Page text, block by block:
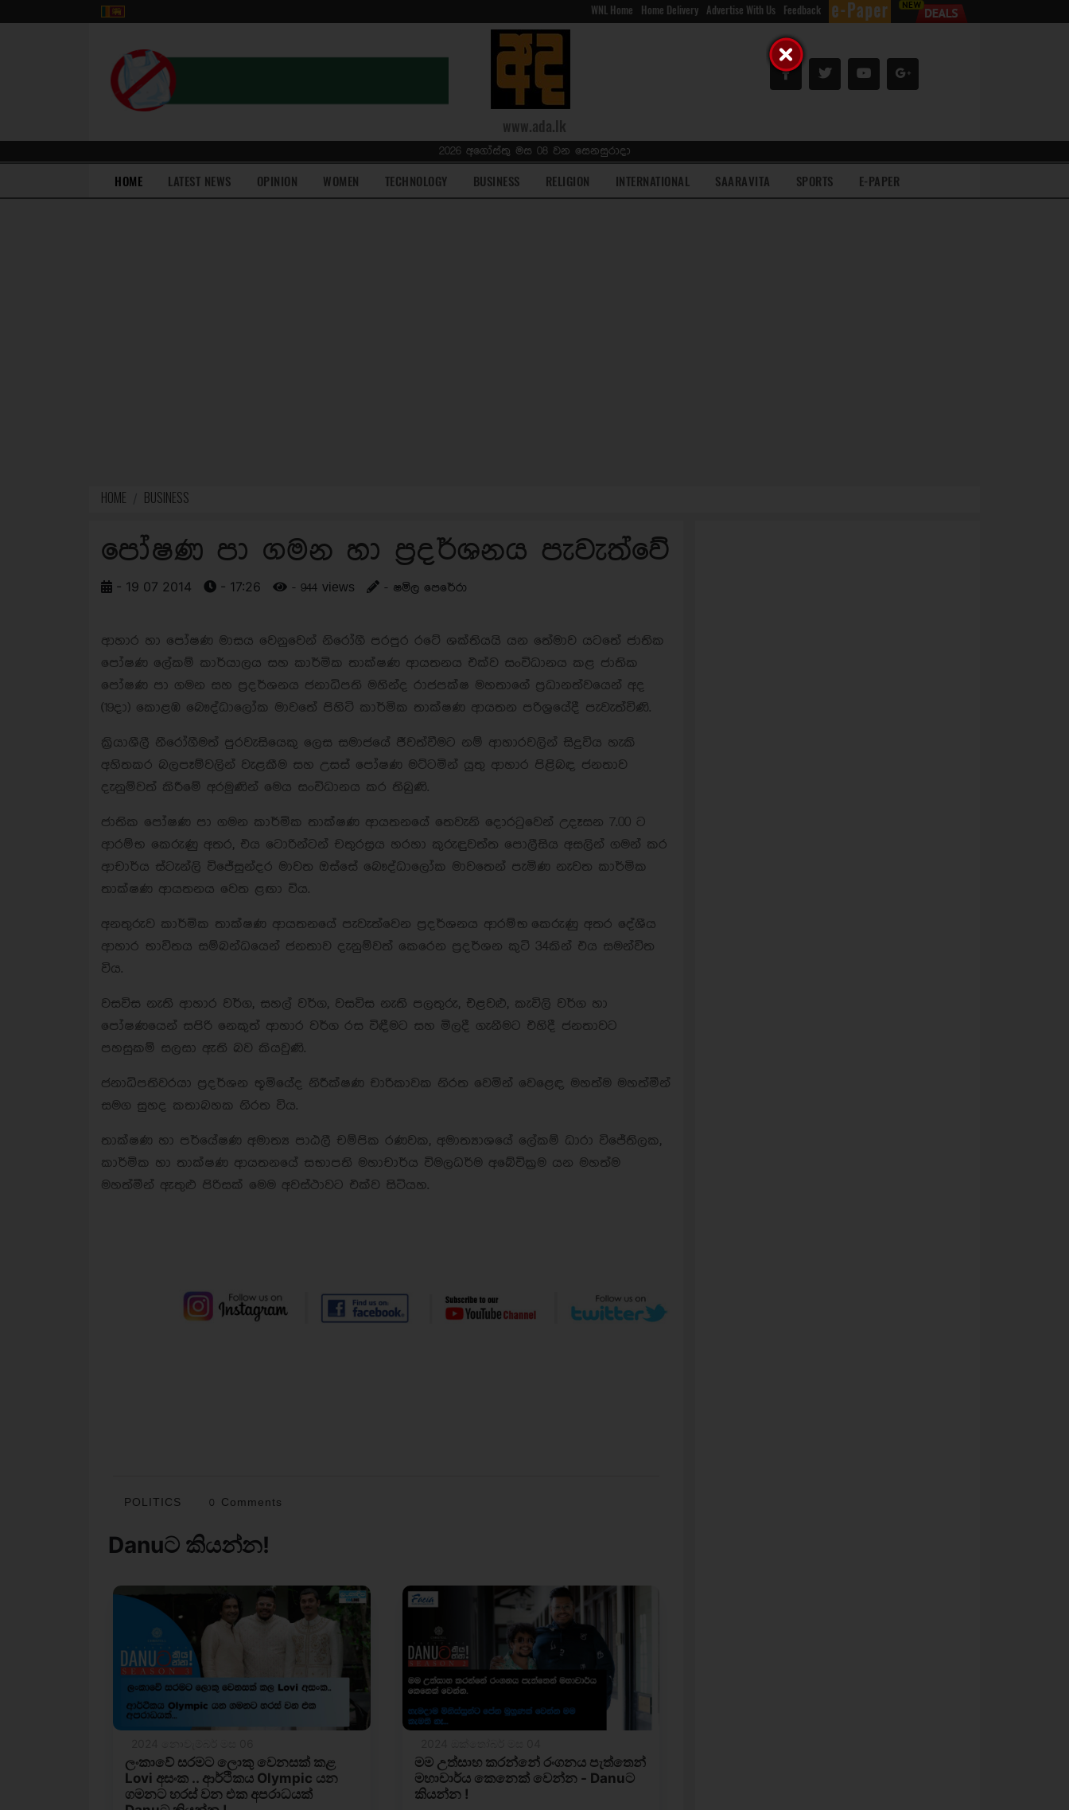
WNL Home Home Delivery Advertise With Us Feedback
www.ada.lk
2026 අගෝස්තු මස 08 වන සෙනසුරාදා
HOME(current)LATEST NEWS OPINION WOMEN TECHNOLOGY BUSINESS RELIGION INTERNATIONAL SAARAVITA SPORTS E-PAPER
HOME BUSINESS
පෝෂණ පා ගමන හා ප්‍රදර්ශනය පැවැත්වේ
- 19 07 2014 - 17:26 - 944 views - ෂමිල පෙරේරා
ආහාර හා පෝෂණ මාසය වෙනුවෙන් නිරෝගී පරපුර රටේ ශක්තියයි යන තේමාව යටතේ ජාතික
පෝෂණ ලේකම් කාර්යාලය සහ කාර්මික තාක්ෂණ ආයතනය එක්ව සංවිධානය කළ ජාතික
පෝෂණ පා ගමන සහ ප්‍රදර්ශනය ජනාධිපති මහින්ද රාජපක්ෂ මහතාගේ ප්‍රධානත්වයෙන් අද
(19දා) කොළඹ බෞද්ධාලෝක මාවතේ පිහිටි කාර්මික තාක්ෂණ ආයතන පරිශ්‍රයේදී පැවැත්විණි.
ක්‍රියාශීලී නීරෝගීමත් පුරවැසියෙකු ලෙස සමාජයේ ජීවත්වීමට නම් ආහාරවලින් සිදුවිය හැකි
අහිතකර බලපෑම්වලින් වැළකීම සහ උසස් පෝෂණ මට්ටමින් යුතු ආහාර පිළිබඳ ජනතාව
දැනුම්වත් කිරීමේ අරමුණින් මෙය සංවිධානය කර තිබුණි.
ජාතික පෝෂණ පා ගමන කාර්මික තාක්ෂණ ආයතනයේ තෙවැනි දොරටුවෙන් උදෑසන 7.00 ට
ආරම්භ කෙරුණු අතර, එය ටොරින්ටන් චතුරස්‍රය හරහා කුරුඳුවත්ත පොලීසිය අසලින් ගමන් කර
ආචාර්ය ස්ටැන්ලි විජේසුන්දර මාවත ඔස්සේ බෞද්ධාලෝක මාවතෙන් පැමිණ නැවත කාර්මික
තාක්ෂණ ආයතනය වෙත ළඟා විය.
අනතුරුව කාර්මික තාක්ෂණ ආයතනයේ පැවැත්වෙන ප්‍රදර්ශනය ආරම්භ කෙරුණු අතර දේශීය
ආහාර භාවිතය සම්බන්ධයෙන් ජනතාව දැනුම්වත් කෙරෙන ප්‍රදර්ශන කුටි 34කින් එය සමන්විත
විය.
වසවිස නැති ආහාර වර්ග, සහල් වර්ග, වසවිස නැති පලතුරු, එළවළු, කැවිලි වර්ග හා
පෝෂණයෙන් සපිරි නෙකුත් ආහාර වර්ග රස විඳීමට සහ මිලදී ගැනීමට එහිදී ජනතාවට
පහසුකම් සලසා ඇති බව කියවුණි.
ජනාධිපතිවරයා ප්‍රදර්ශන භූමියේද නිරීක්ෂණ චාරිකාවක නිරත වෙමින් වෙළෙඳ මහත්ම මහත්මීන්
සමග සුහද කතාබහක නිරත විය.
තාක්ෂණ හා පර්යේෂණ අමාත්‍ය පාඨලී චම්පික රණවක, අමාත්‍යාශයේ ලේකම් ධාරා විජේතිලක,
කාර්මික හා තාක්ෂණ ආයතනයේ සභාපති මහාචාර්ය විමලධර්ම අබේවික්‍රම යන මහත්ම
මහත්මීන් ඇතුළු පිරිසක් මෙම අවස්ථාවට එක්ව සිටියහ.
POLITICS 0 Comments